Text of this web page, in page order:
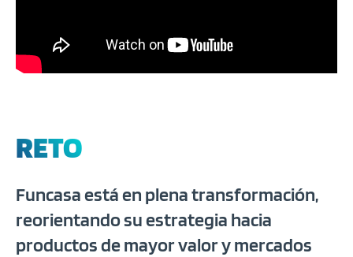
RETO
Funcasa está en plena transformación,
reorientando su estrategia hacia
productos de mayor valor y mercados